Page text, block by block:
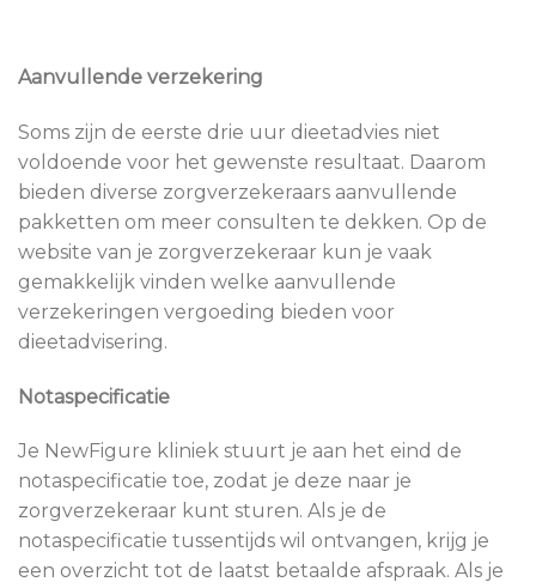
Aanvullende verzekering
Soms zijn de eerste drie uur dieetadvies niet
voldoende voor het gewenste resultaat. Daarom
bieden diverse zorgverzekeraars aanvullende
pakketten om meer consulten te dekken. Op de
website van je zorgverzekeraar kun je vaak
gemakkelijk vinden welke aanvullende
verzekeringen vergoeding bieden voor
dieetadvisering.
Notaspecificatie
Je NewFigure kliniek stuurt je aan het eind de
notaspecificatie toe, zodat je deze naar je
zorgverzekeraar kunt sturen. Als je de
notaspecificatie tussentijds wil ontvangen, krijg je
een overzicht tot de laatst betaalde afspraak. Als je